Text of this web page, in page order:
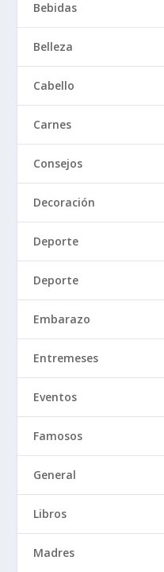
Bebidas
Belleza
Cabello
Carnes
Consejos
Decoración
Deporte
Deporte
Embarazo
Entremeses
Eventos
Famosos
General
Libros
Madres